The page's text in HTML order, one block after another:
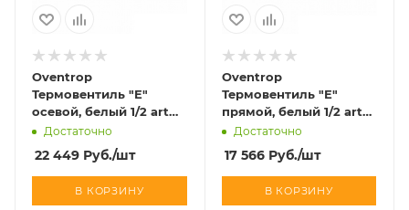
Oventrop
Термовентиль "E"
осевой, белый 1/2 art
1163262
Достаточно
22 449 Руб./шт
В КОРЗИНУ
Oventrop
Термовентиль "E"
прямой, белый 1/2 art
1163162
Достаточно
17 566Руб./шт
В КОРЗИНУ